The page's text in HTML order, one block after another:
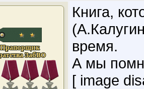
Книга,
время.
А мы
[ image